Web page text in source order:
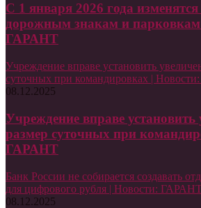
С 1 января 2026 года
дорожным знакам и парковкам
ГАРАНТ
Учреждение вправе установить
суточных при командировках |
08.12.2025
Учреждение вправе
размер суточных при
ГАРАНТ
Банк России не собирается создавать
для цифрового рубля | Новости:
08.12.2025